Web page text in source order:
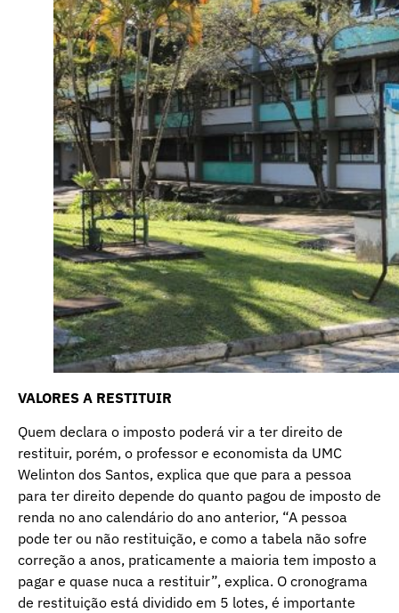
VALORES A RESTITUIR
Quem declara o imposto poderá vir a ter direito de
restituir, porém, o professor e economista da UMC
Welinton dos Santos, explica que que para a pessoa
para ter direito depende do quanto pagou de imposto de
renda no ano calendário do ano anterior, “A pessoa
pode ter ou não restituição, e como a tabela não sofre
correção a anos, praticamente a maioria tem imposto a
pagar e quase nuca a restituir”, explica. O cronograma
de restituição está dividido em 5 lotes, é importante